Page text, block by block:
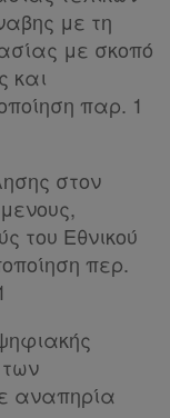
με τη
με σκοπό
και
παρ. 1
στον
του Εθνικού
περ.
αναπηρία